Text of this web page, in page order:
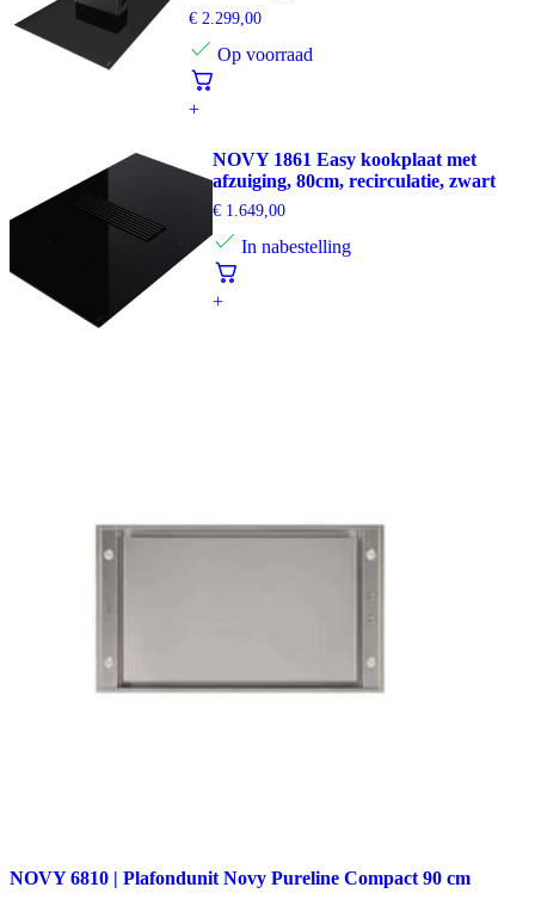
€2.299,00
Op voorraad
+
NOVY 1861 Easy kookplaat met
afzuiging, 80cm, recirculatie, zwart
€ 1.649,00
In nabestelling
+
NOVY 6810 | Plafondunit Novy Pureline Compact 90 cm